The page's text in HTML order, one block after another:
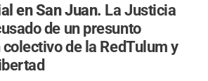
en San Juan. La Justicia
de un presunto
de la RedTulum y